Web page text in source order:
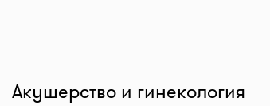
Акушерство и гинекология